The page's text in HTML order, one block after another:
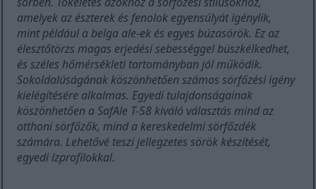
amelyek az észterek és fenolok egyensúlyát igénylik,
mint például a belga ale-ek és egyes búzasörök. Ez az
élesztőtörzs magas erjedési sebességgel büszkélkedhet,
és széles hőmérsékleti tartományban jól működik.
Sokoldalúságának köszönhetően számos sörfőzési igény
kielégítésére alkalmas. Egyedi tulajdonságainak
köszönhetően a SafAle T-58 kiváló választás mind az
otthoni sörfőzők, mind a kereskedelmi sörfőzdék
számára. Lehetővé teszi jellegzetes sörök készítését,
egyedi ízprofilokkal.